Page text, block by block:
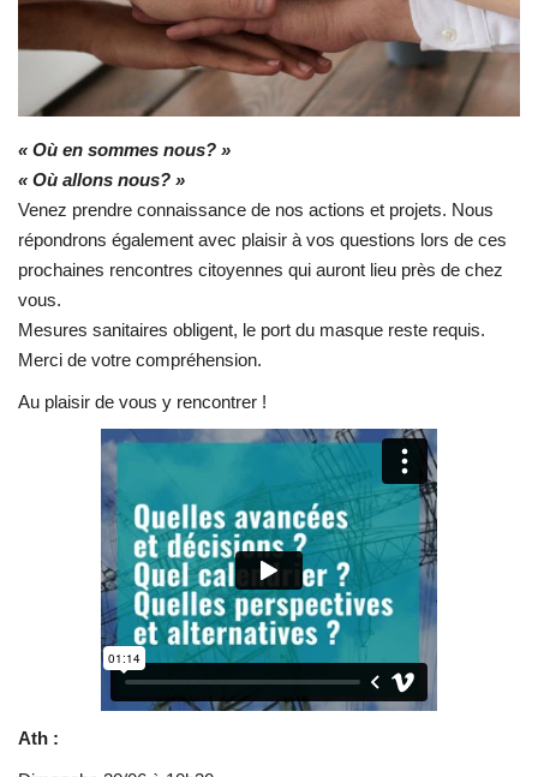
« Où en sommes nous? »
« Où allons nous? »
Venez prendre connaissance de nos actions et projets. Nous
répondrons également avec plaisir à vos questions lors de ces
prochaines rencontres citoyennes qui auront lieu près de chez
vous.
Mesures sanitaires obligent, le port du masque reste requis.
Merci de votre compréhension.
Au plaisir de vous y rencontrer !
Ath :